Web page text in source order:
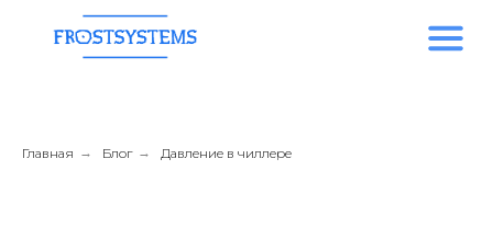
Главная → Блог → Давление в чиллере